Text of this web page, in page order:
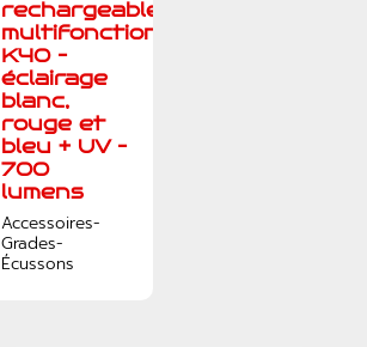
rechargeable
multifonctions
K40 –
éclairage
blanc,
rouge et
bleu + UV –
700
lumens
Accessoires-
Grades-
Écussons